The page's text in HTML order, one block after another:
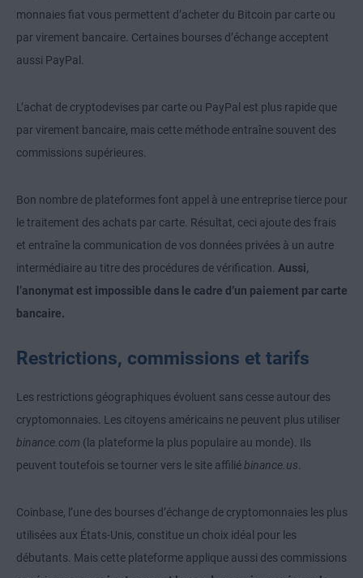
monnaies fiat vous permettent d’acheter du Bitcoin par carte ou
par virement bancaire. Certaines bourses d’échange acceptent
aussi PayPal.
L’achat de cryptodevises par carte ou PayPal est plus rapide que
par virement bancaire, mais cette méthode entraîne souvent des
commissions supérieures.
Bon nombre de plateformes font appel à une entreprise tierce pour
le traitement des achats par carte. Résultat, ceci ajoute des frais
et entraîne la communication de vos données privées à un autre
intermédiaire au titre des procédures de vérification. Aussi,
l’anonymat est impossible dans le cadre d’un paiement par carte
bancaire.
Restrictions, commissions et tarifs
Les restrictions géographiques évoluent sans cesse autour des
cryptomonnaies. Les citoyens américains ne peuvent plus utiliser
binance.com (la plateforme la plus populaire au monde). Ils
peuvent toutefois se tourner vers le site affiliébinance.us.
Coinbase, l’une des bourses d’échange de cryptomonnaies les plus
utilisées aux États-Unis, constitue un choix idéal pour les
débutants. Mais cette plateforme applique aussi des commissions